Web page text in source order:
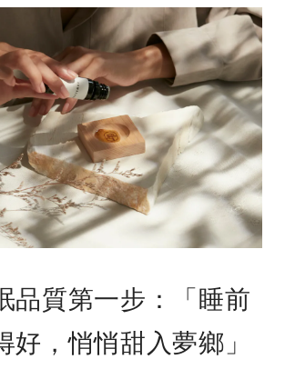
品質第一步：「睡前
好，悄悄甜入夢鄉」